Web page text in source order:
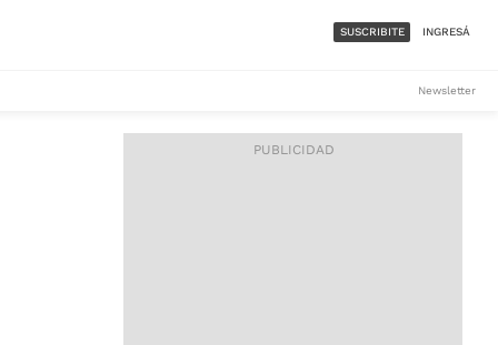
ACCESO FULL - $1.800/MES
SUSCRIBITE INGRESÁ
Newsletter